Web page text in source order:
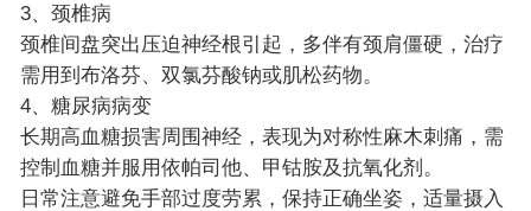
3、颈椎病
颈椎间盘突出压迫神经根引起，多伴有颈肩僵硬，治疗
需用到布洛芬、双氯芬酸钠或肌松药物。
4、糖尿病病变
长期高血糖损害周围神经，表现为对称性麻木刺痛，需
控制血糖并服用依帕司他、甲钴胺及抗氧化剂。
日常注意避免手部过度劳累，保持正确坐姿，适量摄入